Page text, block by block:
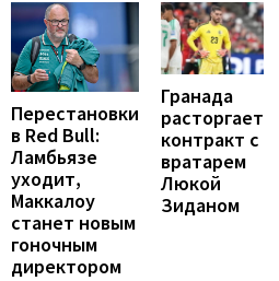
Перестановки
в Red Bull:
Ламбьязе
уходит,
Маккалоу
станет новым
гоночным
директором
Гранада
расторгает
контракт с
вратарем
Люкой
Зиданом